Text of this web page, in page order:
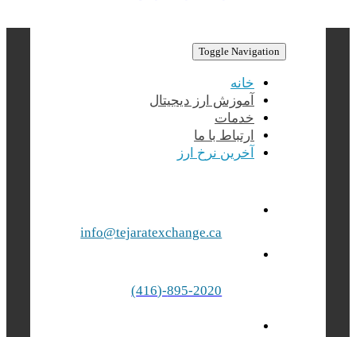
Toggle Navigation
خانه
آموزش ارز دیجیتال
خدمات
ارتباط با ما
آخرین نرخ ارز
info@tejaratexchange.ca
895-2020-(416)